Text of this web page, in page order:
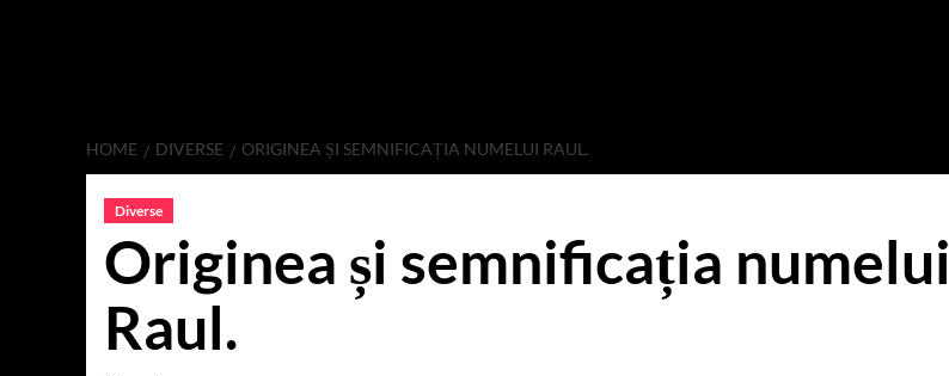
HOME DIVERSE ORIGINEA ȘI SEMNIFICAȚIA NUMELUI RAUL.
Diverse
Originea și semnificația numelui
Raul.